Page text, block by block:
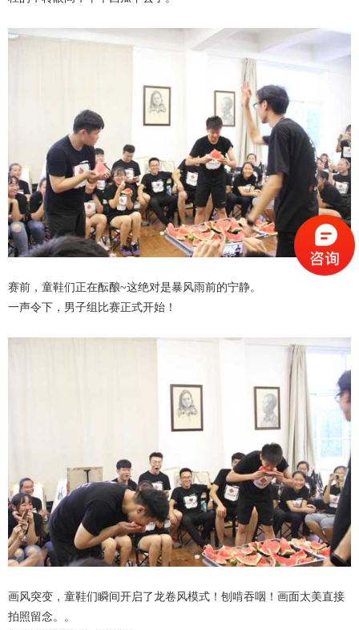
赛前，童鞋们正在酝酿~这绝对是暴风雨前的宁静。
一声令下，男子组比赛正式开始！
画风突变，童鞋们瞬间开启了龙卷风模式！刨啃吞咽！画面太美直接
拍照留念。。